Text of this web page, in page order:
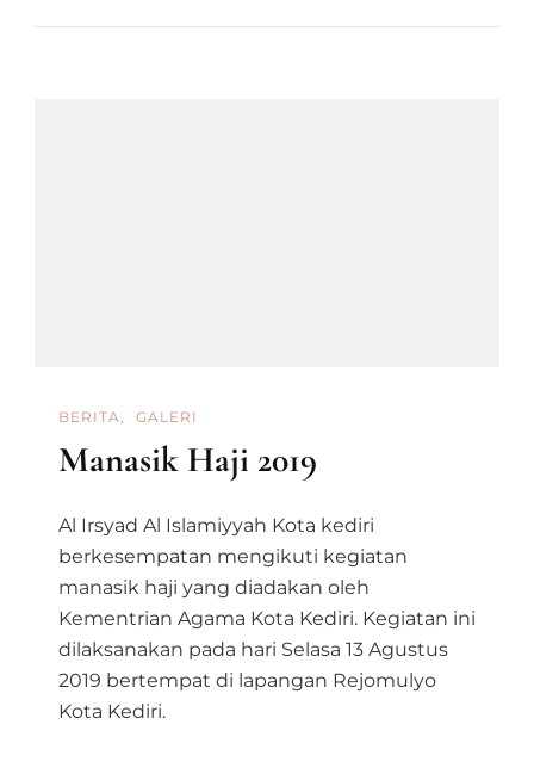
BERITA GALERI
Manasik Haji 2019
Al Irsyad Al Islamiyyah Kota kediri
berkesempatan mengikuti kegiatan
manasik haji yang diadakan oleh
Kementrian Agama Kota Kediri. Kegiatan ini
dilaksanakan pada hari Selasa 13 Agustus
2019 bertempat di lapangan Rejomulyo
Kota Kediri.